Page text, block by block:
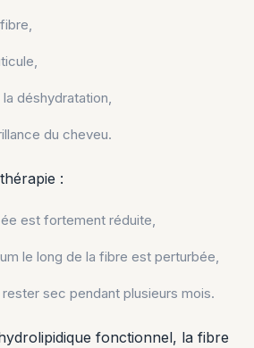
déshydratation,
du cheveu.
:
est fortement réduite,
le long de la fibre est perturbée,
sec pendant plusieurs mois.
fonctionnel, la fibre